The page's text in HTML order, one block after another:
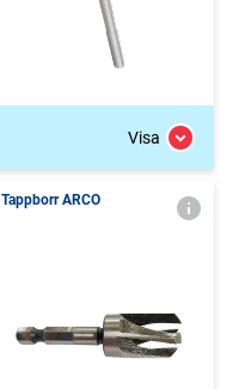
Visa
Tappborr ARCO